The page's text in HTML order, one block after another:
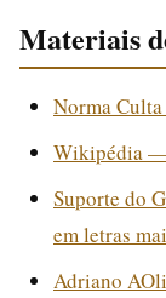
Materiais
Norma
Wikipédia
Suporte do
em letras
Adriano